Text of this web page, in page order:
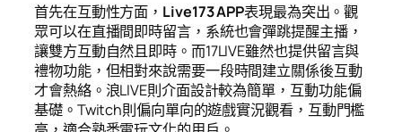
首先在互動性方面， Live173 APP表現最為突出。觀
眾可以在直播間即時留言，系統也會彈跳提醒主播，
讓雙方互動自然且即時。而17LIVE雖然也提供留言與
禮物功能，但相對來說需要一段時間建立關係後互動
才會熱絡。浪LIVE則介面設計較為簡單，互動功能偏
基礎。Twitch則偏向單向的遊戲實況觀看，互動門檻